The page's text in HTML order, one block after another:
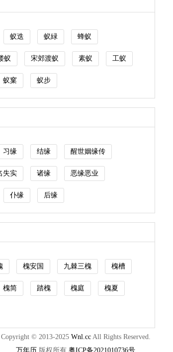
蚁迭 蚁緑 蜂蚁
蚁 宋郊渡蚁 素蚁 工蚁
蚁窠 蚁步
习缘 结缘 醒世姻缘传
失实 诸缘 恶缘恶业
仆缘 后缘
槐安国 九棘三槐 槐槽
槐简 踏槐 槐庭 槐夏
Copyright © 2013-2025 Wnl.ccAll Rights Reserved.
万年历 版权所有 粤ICP备2021010736号